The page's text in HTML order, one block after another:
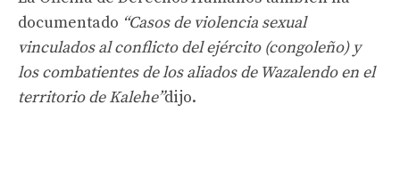
documentado “Casos de violencia sexual
vinculados al conflicto del ejército (congoleño) y
los combatientes de los aliados de Wazalendo en el
territorio de Kalehe”dijo.